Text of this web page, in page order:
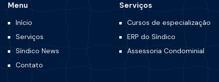
Menu
Início
Serviços
Síndico News
Contato
Serviços
Cursos de especialização
ERP do Síndico
Assessoria Condominial